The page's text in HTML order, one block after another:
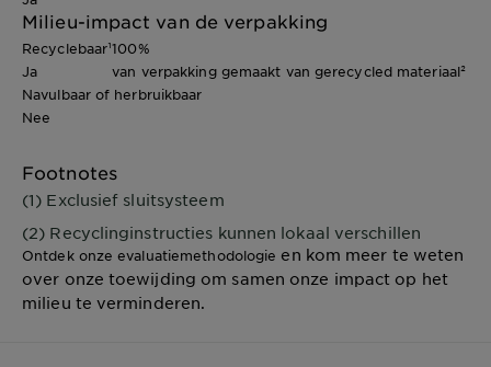
Milieu-impact van de verpakking
Recyclebaar¹
Ja
100%
van verpakking gemaakt van gerecycled materiaal²
Navulbaar of herbruikbaar
Nee
Footnotes
(1) Exclusief sluitsysteem
(2) Recyclinginstructies kunnen lokaal verschillen
Ontdek onze evaluatiemethodologie en kom meer te weten
over onze toewijding om samen onze impact op het
milieu te verminderen.